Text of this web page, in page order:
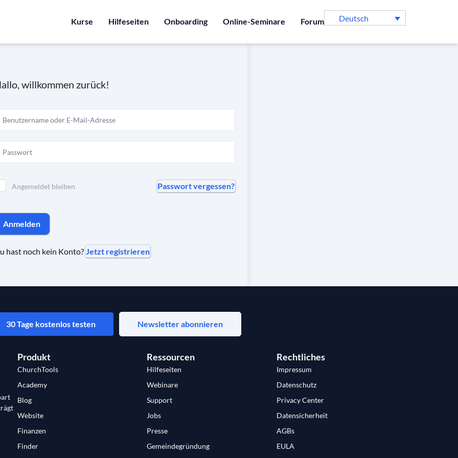
Kurse Hilfeseiten Onboarding Online-Seminare Forum Deutsch
willkommen zurück!
Angemeldet bleiben Passwort vergessen?
Anmelden
hast noch kein Konto? Jetzt registrieren
30 Tage kostenlos testen Newsletter abonnieren
Produkt
ChurchTools
Academy
Blog
Website
Finanzen
Finder
Ressourcen
Hilfeseiten
Webinare
Support
Jobs
Presse
Gemeindegründung
Rechtliches
Impressum
Datenschutz
Privacy Center
Datensicherheit
AGBs
EULA